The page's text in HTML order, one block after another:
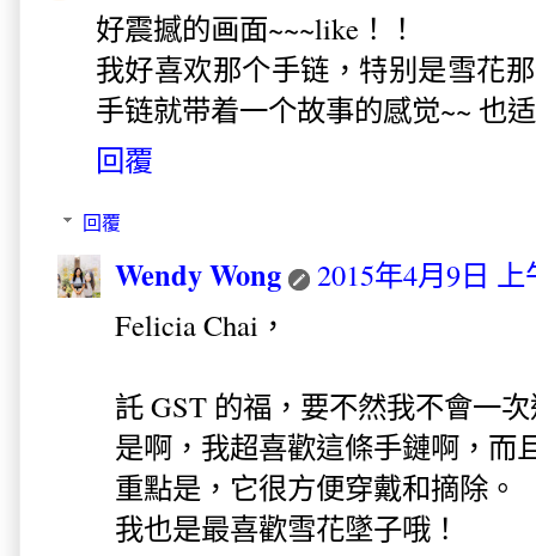
好震撼的画面~~~like！！
我好喜欢那个手链，特别是雪花
手链就带着一个故事的感觉~~ 也
回覆
回覆
Wendy Wong
2015年4月9日 上
Felicia Chai，
託 GST 的福，要不然我不會一
是啊，我超喜歡這條手鏈啊，而
重點是，它很方便穿戴和摘除。
我也是最喜歡雪花墜子哦！